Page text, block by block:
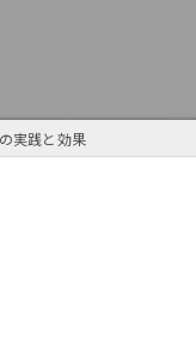
実践と効果